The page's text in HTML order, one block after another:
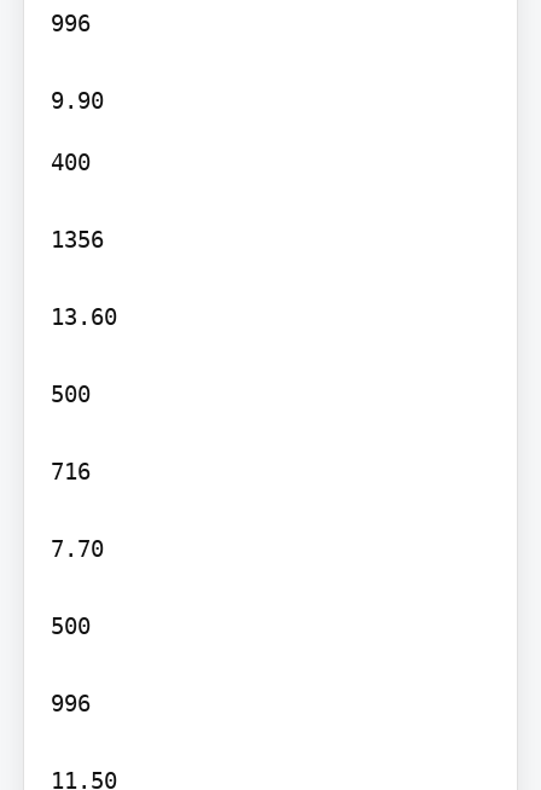
996
9.90
400
1356
13.60
500
716
7.70
500
996
11.50